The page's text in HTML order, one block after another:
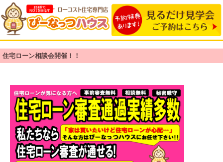
住宅ローン相談会開催！！